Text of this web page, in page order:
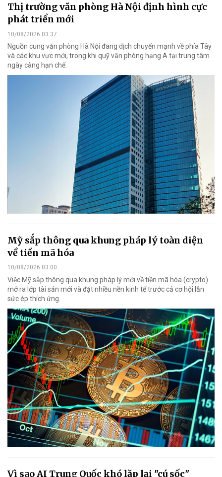
Thị trường văn phòng Hà Nội định hình cực
phát triển mới
10/08/2026 03:37
Nguồn cung văn phòng Hà Nội đang dịch chuyển mạnh về phía Tây
và các khu vực mới, trong khi quỹ văn phòng hạng A tại trung tâm
ngày càng hạn chế.
Mỹ sắp thông qua khung pháp lý toàn diện
về tiền mã hóa
10/08/2026 03:00
Việc Mỹ sắp thông qua khung pháp lý mới về tiền mã hóa (crypto)
mở ra lớp tài sản mới và đặt nhiều nền kinh tế trước cả cơ hội lẫn
sức ép thích ứng.
Vì sao AI Trung Quốc khó lặp lại "cú sốc"